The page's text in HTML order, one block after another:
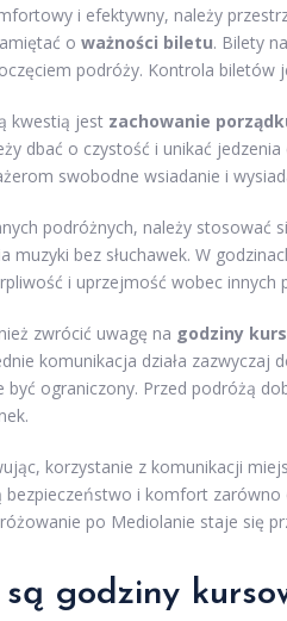
i efektywny, należy
o ważności biletu. Bilety
podróży. Kontrola biletów
kwestią jest zachowanie
dbać o czystość i unikać
swobodne wsiadanie i
podróżnych, należy stosować
muzyki bez słuchawek. W
i uprzejmość wobec innych
zwrócić uwagę na godziny
komunikacja działa zazwyczaj
być ograniczony. Przed podróżą
korzystanie z komunikacji
bezpieczeństwo i komfort
po Mediolanie staje się
są godziny